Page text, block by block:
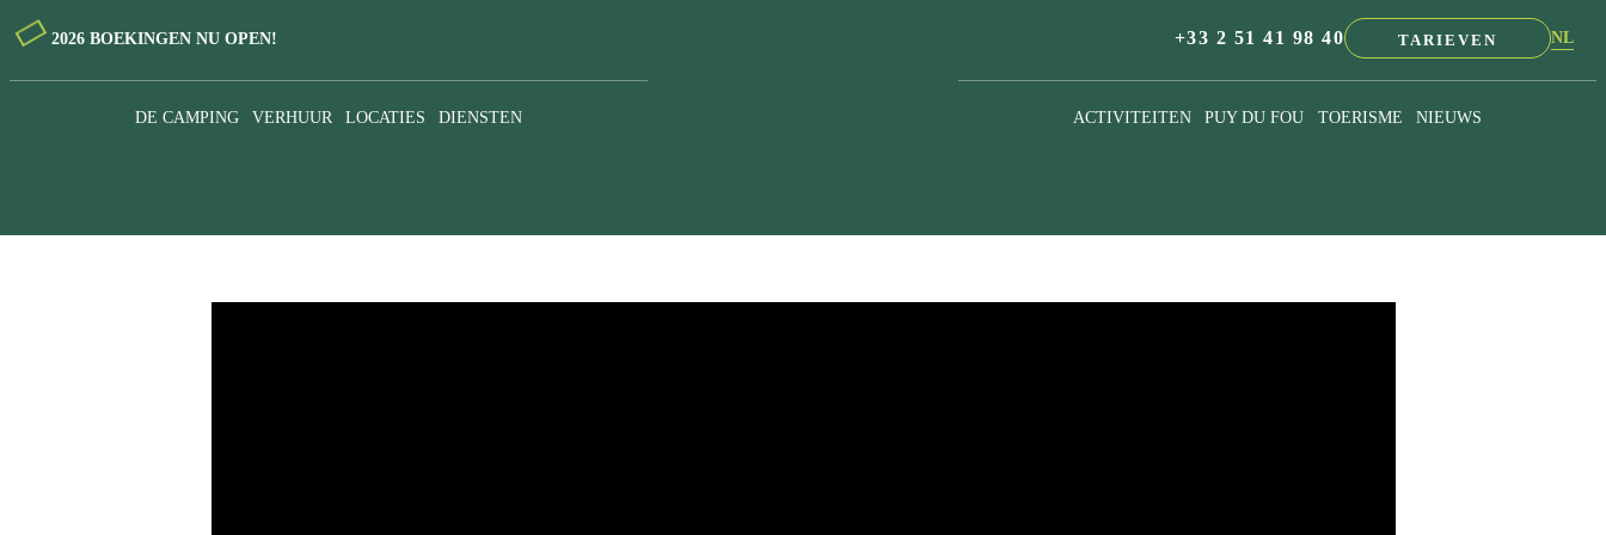
2026 BOEKINGEN NU OPEN! +33 2 51 41 98 40 TARIEVEN
NL
DE CAMPING VERHUUR LOCATIES DIENSTEN ACTIVITEITEN PUY DU FOU TOERISME NIEUWS